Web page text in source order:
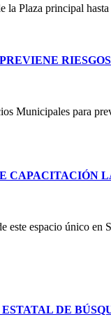
la Plaza principal
Municipales para
CAPACITACIÓN
espacio único en
DE